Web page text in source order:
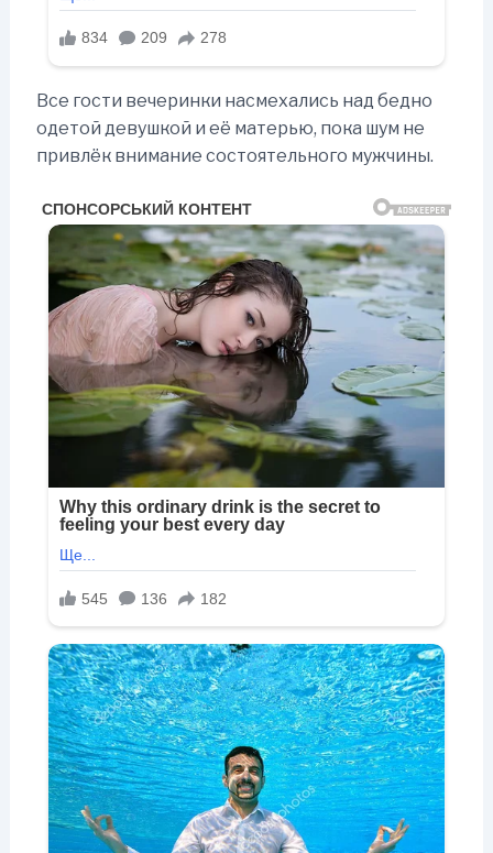
Все гости вечеринки насмехались над бедно
одетой девушкой и её матерью, пока шум не
привлёк внимание состоятельного мужчины.